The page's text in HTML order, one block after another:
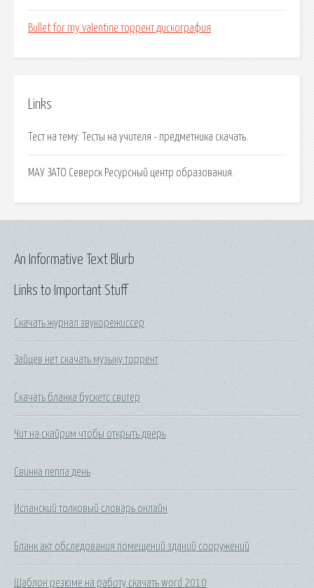
Bullet for my valentine торрент дискография
Links
Тест на тему: Тесты на учителя - предметника скачать.
МАУ ЗАТО Северск Ресурсный центр образования.
Links to Important Stuff
Скачать журнал звукорежиссер
Зайцев нет скачать музыку торрент
Скачать бланка бускетс свитер
Чит на скайрим чтобы открыть дверь
Свинка пеппа день
Испанский толковый словарь онлайн
Бланк акт обследования помещений зданий сооружений
Шаблон резюме на работу скачать word 2010
An Informative Text Blurb